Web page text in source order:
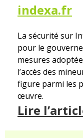
indexa.fr
La sécurité sur
pour le
mesures
l’accès des
figure parmi les
œuvre.
Lire